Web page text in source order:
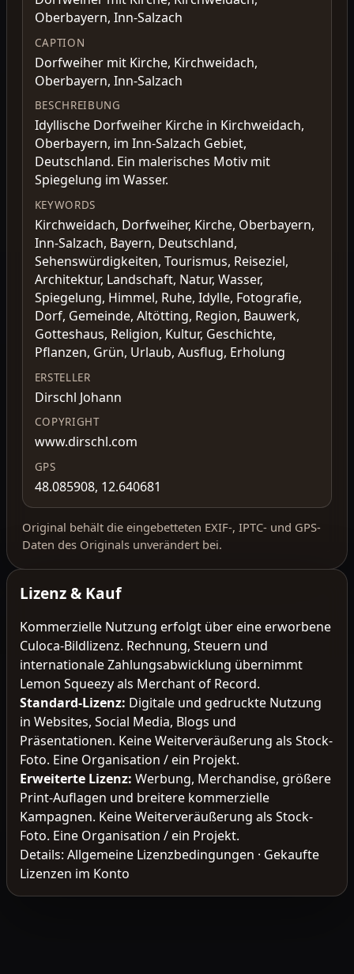
Oberbayern, Inn-Salzach
CAPTION
Dorfweiher mit Kirche, Kirchweidach,
Oberbayern, Inn-Salzach
BESCHREIBUNG
Idyllische Dorfweiher Kirche in Kirchweidach,
Oberbayern, im Inn-Salzach Gebiet,
Deutschland. Ein malerisches Motiv mit
Spiegelung im Wasser.
KEYWORDS
Kirchweidach, Dorfweiher, Kirche, Oberbayern,
Inn-Salzach, Bayern, Deutschland,
Sehenswürdigkeiten, Tourismus, Reiseziel,
Architektur, Landschaft, Natur, Wasser,
Spiegelung, Himmel, Ruhe, Idylle, Fotografie,
Dorf, Gemeinde, Altötting, Region, Bauwerk,
Gotteshaus, Religion, Kultur, Geschichte,
Pflanzen, Grün, Urlaub, Ausflug, Erholung
ERSTELLER
Dirschl Johann
COPYRIGHT
www.dirschl.com
GPS
48.085908, 12.640681
Original behält die eingebetteten EXIF-, IPTC- und GPS-
Daten des Originals unverändert bei.
Lizenz & Kauf
Kommerzielle Nutzung erfolgt über eine erworbene
Culoca-Bildlizenz. Rechnung, Steuern und
internationale Zahlungsabwicklung übernimmt
Lemon Squeezy als Merchant of Record.
Standard-Lizenz: Digitale und gedruckte Nutzung
in Websites, Social Media, Blogs und
Präsentationen. Keine Weiterveräußerung als Stock-
Foto. Eine Organisation / ein Projekt.
Erweiterte Lizenz: Werbung, Merchandise, größere
Print-Auflagen und breitere kommerzielle
Kampagnen. Keine Weiterveräußerung als Stock-
Foto. Eine Organisation / ein Projekt.
Details: Allgemeine Lizenzbedingungen · Gekaufte
Lizenzen im Konto